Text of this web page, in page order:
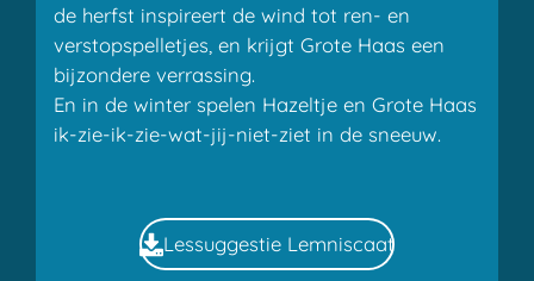
de herfst inspireert de wind tot ren- en
verstopspelletjes, en krijgt Grote Haas een
bijzondere verrassing.
En in de winter spelen Hazeltje en Grote Haas
ik-zie-ik-zie-wat-jij-niet-ziet in de sneeuw.
Lessuggestie Lemniscaat